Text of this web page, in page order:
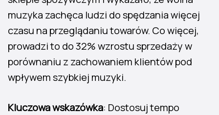
muzyka zachęca ludzi do spędzania więcej
czasu na przeglądaniu towarów. Co więcej,
prowadzi to do 32% wzrostu sprzedaży w
porównaniu z zachowaniem klientów pod
wpływem szybkiej muzyki.
Kluczowa wskazówka: Dostosuj tempo